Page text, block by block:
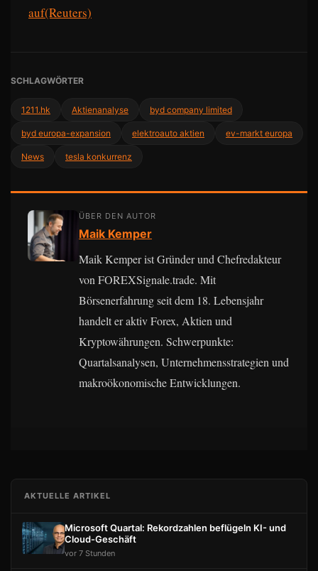
auf(Reuters)
SCHLAGWÖRTER
1211.hk Aktienanalyse byd company limited
byd europa-expansion elektroauto aktien ev-markt europa
News tesla konkurrenz
ÜBER DEN AUTOR
Maik Kemper
Maik Kemper ist Gründer und Chefredakteur
von FOREXSignale.trade. Mit
Börsenerfahrung seit dem 18. Lebensjahr
handelt er aktiv Forex, Aktien und
Kryptowährungen. Schwerpunkte:
Quartalsanalysen, Unternehmensstrategien und
makroökonomische Entwicklungen.
AKTUELLE ARTIKEL
Microsoft Quartal: Rekordzahlen beflügeln KI- und
Cloud-Geschäft
vor 7 Stunden